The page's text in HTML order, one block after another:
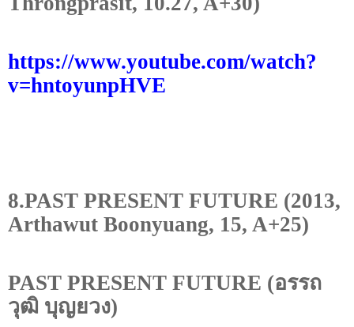
https://www.youtube.com/watch?
v=hntoyunpHVE
8.PAST PRESENT FUTURE (2013,
Arthawut Boonyuang, 15, A+25)
PAST PRESENT FUTURE (อรรถ
วุฒิ บุญยวง)